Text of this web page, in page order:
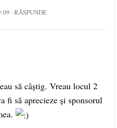
RĂSPUNDE
să câștig. Vreau locul 2
fi să aprecieze și sponsorul